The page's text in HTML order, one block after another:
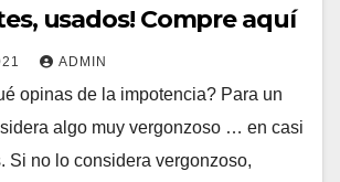
usados! Compre aquí
ADMIN
opinas de la impotencia? Para un
algo muy vergonzoso … en casi
Si no lo considera vergonzoso,